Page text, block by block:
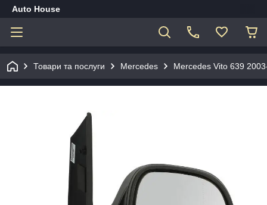
Auto House
Товари та послуги Mercedes Mercedes Vito 639